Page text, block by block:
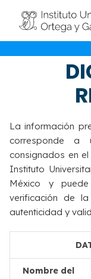
La información
corresponde a
consignados en
Instituto
México y
verificación de
autenticidad y
Nombre del